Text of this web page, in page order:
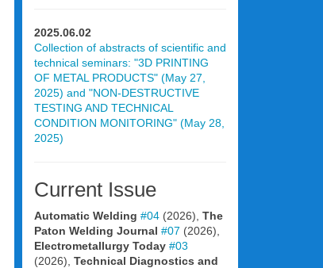
2025.06.02
Collection of abstracts of scientific and
technical seminars: "3D PRINTING
OF METAL PRODUCTS" (May 27,
2025) and "NON-DESTRUCTIVE
TESTING AND TECHNICAL
CONDITION MONITORING" (May 28,
2025)
Current Issue
Automatic Welding #04(2026), The
Paton Welding Journal #07 (2026),
Electrometallurgy Today #03
(2026), Technical Diagnostics and